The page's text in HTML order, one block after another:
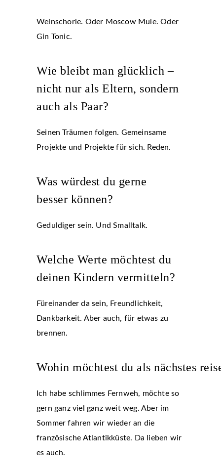
Weinschorle. Oder Moscow Mule. Oder
Gin Tonic.
Wie bleibt man glücklich –
nicht nur als Eltern, sondern
auch als Paar?
Seinen Träumen folgen. Gemeinsame
Projekte und Projekte für sich. Reden.
Was würdest du gerne
besser können?
Geduldiger sein. Und Smalltalk.
Welche Werte möchtest du
deinen Kindern vermitteln?
Füreinander da sein, Freundlichkeit,
Dankbarkeit. Aber auch, für etwas zu
brennen.
Wohin möchtest du als nächstes
Ich habe schlimmes Fernweh, möchte so
gern ganz viel ganz weit weg. Aber im
Sommer fahren wir wieder an die
französische Atlantikküste. Da lieben wir
es auch.